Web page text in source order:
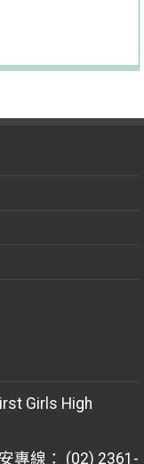
Girls High
線： (02) 2361-